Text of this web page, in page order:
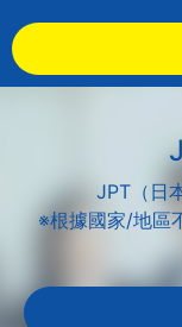
JPT（日
※根據國家/地區